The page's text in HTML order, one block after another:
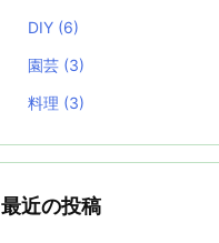
DIY (6)
園芸 (3)
料理 (3)
最近の投稿